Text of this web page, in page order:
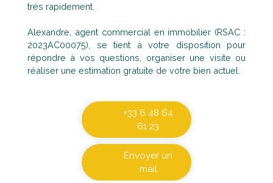
très rapidement.
Alexandre, agent commercial en immobilier (RSAC :
2023AC00075), se tient à votre disposition pour
répondre à vos questions, organiser une visite ou
réaliser une estimation gratuite de votre bien actuel.
+33 6 48 64
61 23
Envoyer un
mail